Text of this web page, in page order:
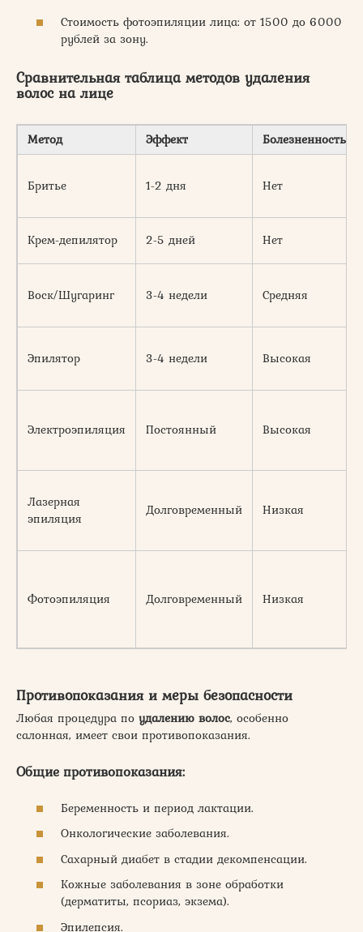
Стоимость фотоэпиляции лица: от 1500 до 6000
рублей за зону.
Сравнительная таблица методов удаления
волос на лице
Метод Эффект Болезненность
Бритье 1-2 дня Нет
Крем-депилятор 2-5 дней Нет
Воск/Шугаринг 3-4 недели Средняя
Эпилятор 3-4 недели Высокая
Электроэпиляция Постоянный Высокая
Лазерная
эпиляция
Долговременный Низкая
Фотоэпиляция Долговременный Низкая
Противопоказания и меры безопасности
Любая процедура по удалению волос, особенно
салонная, имеет свои противопоказания.
Общие противопоказания:
Беременность и период лактации.
Онкологические заболевания.
Сахарный диабет в стадии декомпенсации.
Кожные заболевания в зоне обработки
(дерматиты, псориаз, экзема).
Эпилепсия.